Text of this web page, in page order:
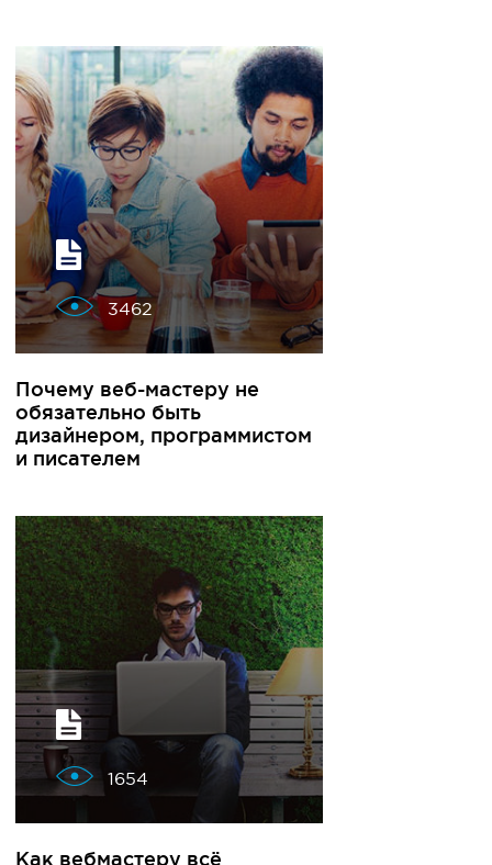
3462
Почему веб-мастеру не
обязательно быть
дизайнером, программистом
и писателем
1654
Как вебмастеру всё